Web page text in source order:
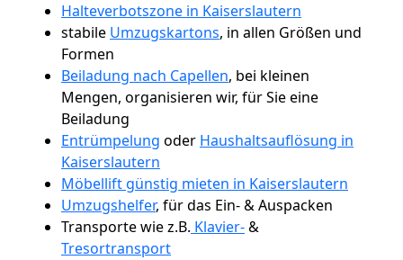
Halteverbotszone in Kaiserslautern
stabile Umzugskartons, in allen Größen und
Formen
Beiladung nach Capellen, bei kleinen
Mengen, organisieren wir, für Sie eine
Beiladung
Entrümpelung oder Haushaltsauflösung in
Kaiserslautern
Möbellift günstig mieten in Kaiserslautern
Umzugshelfer, für das Ein- & Auspacken
Transporte wie z.B. Klavier-&
Tresortransport